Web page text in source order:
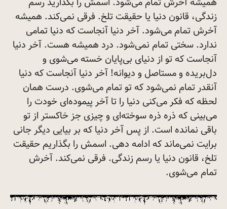
زندگی، قانون دنیا یا حقیقت تلخ. فرقی نمی‌کند. همیشه
آخرش تمام می‌شود. آخر دنیا آنجاست که دنیا تمامی
ندارد. سختی تمام نمی‌شود. درد همیشه هست. آخر دنیا
آنجاست که تو از دنیای بی‌پایان خسته می‌شوی و
دل‌بریده و مستاصل و دیوانه! آخر دنیا آنجاست که دنیا
آنقدر تمام نمی‌شود که تو تمام می‌شوی. درست همان
لحظه که فکر می‌کنی دنیا را تا آخر پیموده‌ای خودت را
می‌بینی که ذره ذره سوخته‌ای و چیزی جز خاکستر از تو
باقی نمانده است. از پس آخر دنیا که بر بیایی دیگر جانی
برایت نمی‌ماند که ادامه دهی. اسمش را بگذاریم حقیقت
تلخ، قانون دنیا یا رسم زندگی. فرقی نمی‌کند. آخرش
تمام می‌شوی.